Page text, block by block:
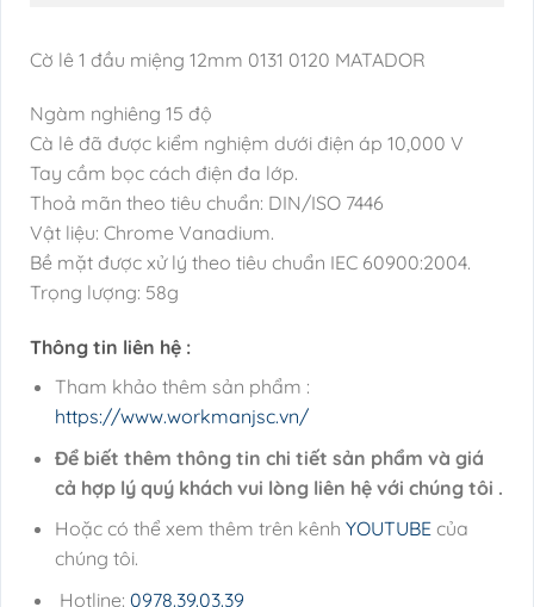
Cờ lê 1 đầu miệng 12mm 0131 0120 MATADOR
Ngàm nghiêng 15 độ
Cà lê đã được kiểm nghiệm dưới điện áp 10,000 V
Tay cầm bọc cách điện đa lớp.
Thoả mãn theo tiêu chuẩn: DIN/ISO 7446
Vật liệu: Chrome Vanadium.
Bề mặt được xử lý theo tiêu chuẩn IEC 60900:2004.
Trọng lượng: 58g
Thông tin liên hệ :
Tham khảo thêm sản phẩm :
https://www.workmanjsc.vn/
Để biết thêm thông tin chi tiết sản phẩm và giá
cả hợp lý quý khách vui lòng liên hệ với chúng tôi .
Hoặc có thể xem thêm trên kênh YOUTUBEcủa
chúng tôi.
Hotline: 0978.39.03.39